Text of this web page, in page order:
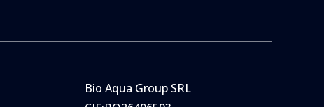
Bio Aqua Group SRL